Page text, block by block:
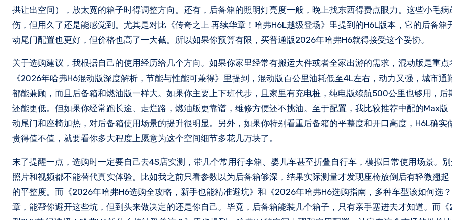
拱让出空间），放太宽的箱子时得调整方向。还有，后备箱的照明灯亮度一般，晚上找东西得费点眼力。这些小毛病
伤，但用久了还是能感觉到。尤其是对比《传奇之上 再续华章！哈弗H6L越级登场》里提到的H6L版本，它的后备箱
动尾门配置也更好，但价格也高了一大截。所以如果你预算有限，买普通版2026年哈弗H6就得接受这个妥协。
关于选购建议，我根据自己的使用经历给几个方向。如果你家里经常有搬运大件或者全家出游的需求，混动版是重点
《2026年哈弗H6混动版深度解析，节能与性能可兼得》里提到，混动版百公里油耗低至4L左右，动力又强，城市通
都能兼顾，而且后备箱和燃油版一样大。如果你主要上下班代步，且家里有充电桩，纯电版续航500公里也够用，后
还能更低。但如果你经常跑长途、走烂路，燃油版更靠谱，维修方便还不挑油。至于配置，我比较推荐中配的Max版
动尾门和座椅加热，对后备箱使用场景的提升很明显。另外，如果你特别看重后备箱的平整度和开口高度，H6L确实
贵得值不值，就要看你多大程度上愿意为这个空间细节多花几万块了。
末了提醒一点，选购时一定要自己去4S店实测，带几个常用行李箱、婴儿车甚至折叠自行车，模拟日常使用场景。别
照片和视频都不能替代真实体验。比如我之前只看参数以为后备箱够深，结果实际测量才发现座椅放倒后有轻微翘起
的平整度。而《2026年哈弗H6选购全攻略，新手也能精准避坑》和《2026年哈弗H6选购指南，多种车型该如何选
章，能帮你避开这些坑，但到头来做决定的还是你自己。毕竟，后备箱能装几个箱子，只有亲手塞进去才知道。而